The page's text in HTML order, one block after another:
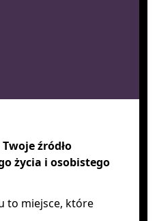
źródło
życia i osobistego
to miejsce, które